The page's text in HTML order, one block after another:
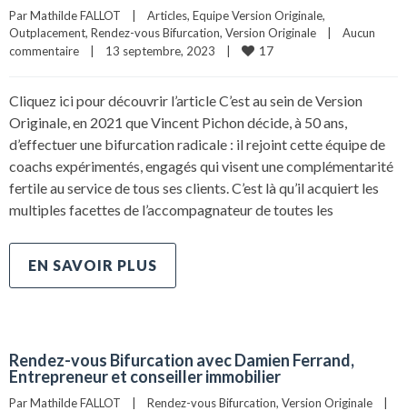
Par Mathilde FALLOT Articles, Equipe Version Originale
Outplacement, Rendez-vous Bifurcation, Version Originale
Aucun
commentaire
13 septembre, 2023 17
Cliquez ici pour découvrir l’article C’est au sein de Version
Originale, en 2021 que Vincent Pichon décide, à 50 ans,
d’effectuer une bifurcation radicale : il rejoint cette équipe de
coachs expérimentés, engagés qui visent une complémentarité
fertile au service de tous ses clients. C’est là qu’il acquiert les
multiples facettes de l’accompagnateur de toutes les
EN SAVOIR PLUS
Rendez-vous Bifurcation avec Damien Ferrand,
Entrepreneur et conseiller immobilier
Par Mathilde FALLOT Rendez-vous Bifurcation, Version Originale